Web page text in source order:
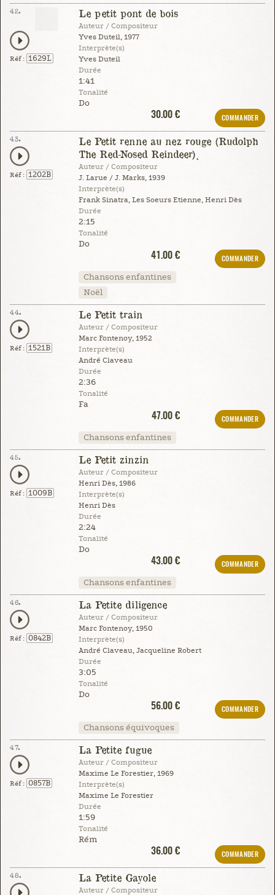
42.
Réf : 1629L
Le petit pont de bois
Auteur / Compositeur
Yves Duteil, 1977
Interprète(s)
Yves Duteil
Durée
1:41
Tonalité
Do
30.00 €
COMMANDER
43.
Réf : 1202B
Le Petit renne au nez rouge (Rudolph
The Red-Nosed Reindeer)
Auteur / Compositeur
J. Larue / J. Marks, 1939
Interprète(s)
Frank Sinatra, Les Soeurs Etienne, Henri Dès
Durée
2:15
Tonalité
Do
41.00 €
COMMANDER
Chansons enfantines
Noël
44.
Réf : 1521B
Le Petit train
Auteur / Compositeur
Marc Fontenoy, 1952
Interprète(s)
André Claveau
Durée
2:36
Tonalité
Fa
47.00 €
COMMANDER
Chansons enfantines
45.
Réf : 1009B
Le Petit zinzin
Auteur / Compositeur
Henri Dès, 1986
Interprète(s)
Henri Dès
Durée
2:24
Tonalité
Do
43.00 €
COMMANDER
Chansons enfantines
46.
Réf : 0842B
La Petite diligence
Auteur / Compositeur
Marc Fontenoy, 1950
Interprète(s)
André Claveau, Jacqueline Robert
Durée
3:05
Tonalité
Do
56.00 €
COMMANDER
Chansons équivoques
47.
Réf : 0857B
La Petite fugue
Auteur / Compositeur
Maxime Le Forestier, 1969
Interprète(s)
Maxime Le Forestier
Durée
1:59
Tonalité
Rém
36.00 €
COMMANDER
48. La Petite Gayole
Auteur / Compositeur